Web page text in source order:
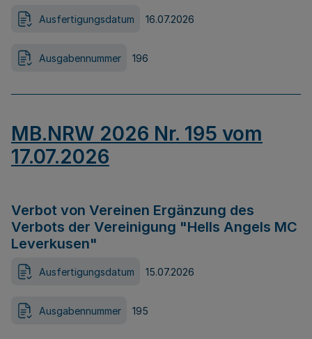
Ausfertigungsdatum 16.07.2026
Ausgabennummer 196
MB.NRW 2026 Nr. 195 vom
17.07.2026
Verbot von Vereinen Ergänzung des
Verbots der Vereinigung "Hells Angels MC
Leverkusen"
Ausfertigungsdatum 15.07.2026
Ausgabennummer 195